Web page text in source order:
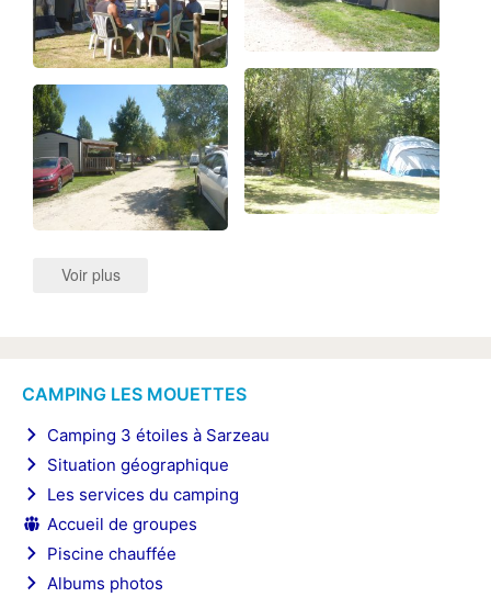
Voir plus
CAMPING LES MOUETTES
Camping 3 étoiles à Sarzeau
Situation géographique
Les services du camping
Accueil de groupes
Piscine chauffée
Albums photos